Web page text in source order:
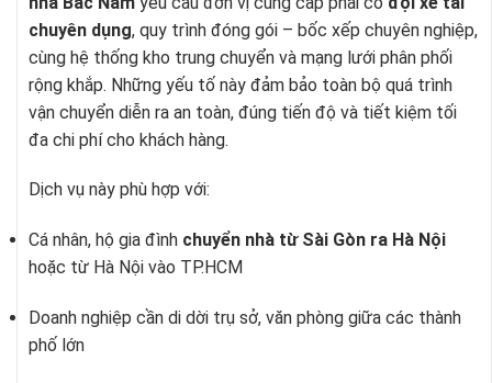
chuyên dụng, quy trình đóng gói – bốc xếp chuyên nghiệp,
cùng hệ thống kho trung chuyển và mạng lưới phân phối
rộng khắp. Những yếu tố này đảm bảo toàn bộ quá trình
vận chuyển diễn ra an toàn, đúng tiến độ và tiết kiệm tối
đa chi phí cho khách hàng.
Dịch vụ này phù hợp với:
Cá nhân, hộ gia đình chuyển nhà từ Sài Gòn ra Hà Nội
hoặc từ Hà Nội vào TP.HCM
Doanh nghiệp cần di dời trụ sở, văn phòng giữa các thành
phố lớn